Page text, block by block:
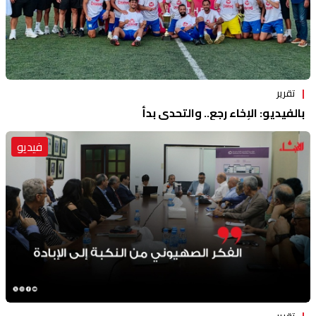
تقرير
بالفيديو: الإخاء رجع.. والتحدي بدأ
فيديو